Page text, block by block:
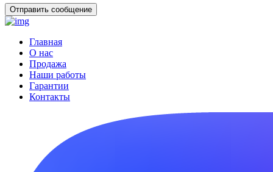
Главная
О нас
Продажа
Наши работы
Гарантии
Контакты